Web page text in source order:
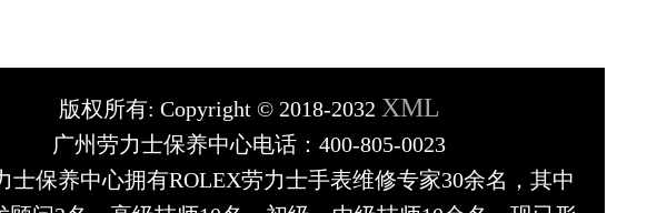
版权所有: Copyright © 2018-2032 XML
广州劳力士保养中心电话：400-805-0023
士保养中心拥有ROLEX劳力士手表维修专家30余名，其中